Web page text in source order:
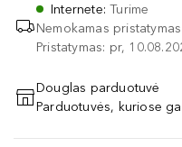
Internete:Turime
Nemokamas pristatymas
Pristatymas: pr,
Douglas parduotuvė
Parduotuvės, kuriose
Praleisti slankiklį